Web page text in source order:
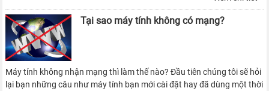
Tại sao máy tính không có mạng?
Máy tính không nhận mạng thì làm thế nào? Đầu tiên chúng tôi sẽ hỏi
lại bạn những câu như máy tính bạn mới cài đặt hay đã dùng một thời